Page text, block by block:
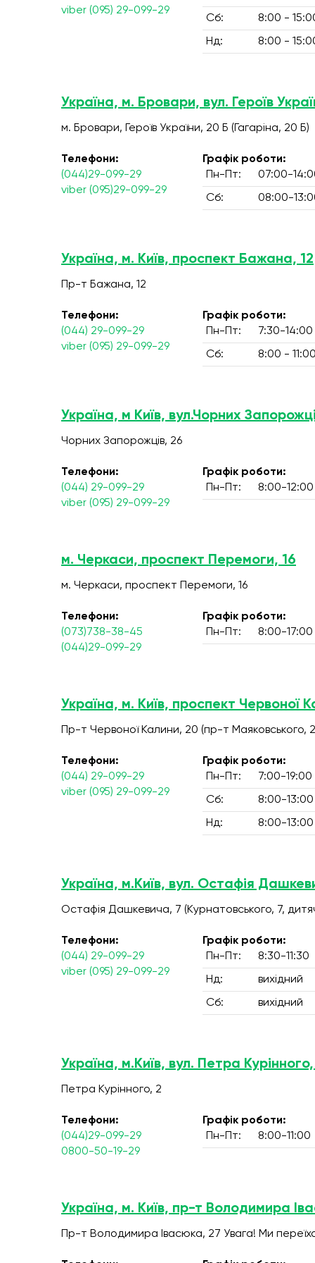
viber (095) 29-099-29
Сб: 8:00 -
Нд: 8:00 -
Україна, м. Бровари, вул. Героїв
м. Бровари, Героїв України, 20 Б (Гагаріна, 20 Б)
Телефони:
(044)29-099-29
viber (095)29-099-29
Графік роботи:
Пн-Пт:
07:00-
Сб: 08:00-
Україна, м. Київ, проспект Бажана, 12
Пр-т Бажана, 12
Телефони:
(044) 29-099-29
viber (095) 29-099-29
Графік роботи:
Пн-Пт:
7:30-14:00
Сб: 8:00 - 11:00
Україна, м Київ, вул.Чорних
Чорних Запорожців, 26
Телефони:
(044) 29-099-29
viber (095) 29-099-29
Графік роботи:
Пн-Пт:
8:00-12:00
м. Черкаси, проспект Перемоги, 16
м. Черкаси, проспект Перемоги, 16
Телефони:
(073)738-38-45
(044)29-099-29
Графік роботи:
Пн-Пт:
8:00-17:00
Україна, м. Київ, проспект Червоної
Пр-т Червоної Калини, 20 (пр-т Маяковського,
Телефони:
(044) 29-099-29
viber (095) 29-099-29
Графік роботи:
Пн-Пт:
7:00-19:00
Сб: 8:00-13:00
Нд: 8:00-13:00
Україна, м.Київ, вул. Остафія
Остафія Дашкевича, 7 (Курнатовського, 7,
Телефони:
(044) 29-099-29
viber (095) 29-099-29
Графік роботи:
Пн-Пт:
8:30-11:30
Нд: вихідний
Сб: вихідний
Україна, м.Київ, вул. Петра
Петра Курінного, 2
Телефони:
(044)29-099-29
0800-50-19-29
Графік роботи:
Пн-Пт:
8:00-11:00
Україна, м. Київ, пр-т Володимира
Пр-т Володимира Івасюка, 27 Увага! Ми